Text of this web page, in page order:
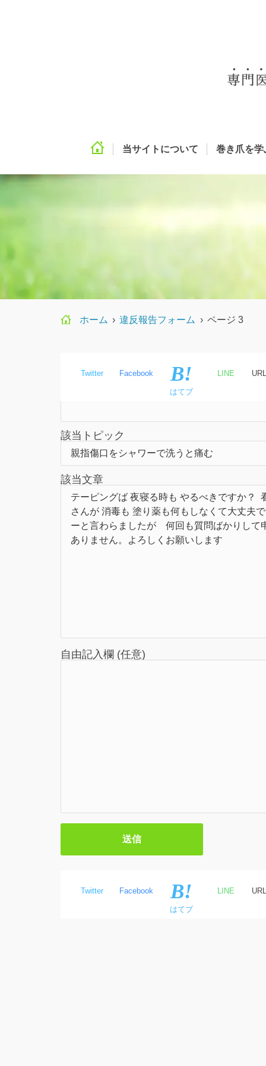
当サイトについて 巻き爪を学
ホーム › 違反報告フォーム › ページ 3
Twitter Facebook
はてブ
LINE
該当トピック
該当文章
自由記入欄 (任意)
Twitter Facebook
はてブ
LINE